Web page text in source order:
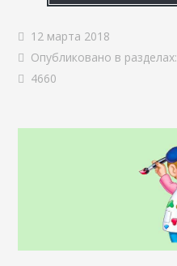
12 марта 2018
Опубликовано в разделах:
4660